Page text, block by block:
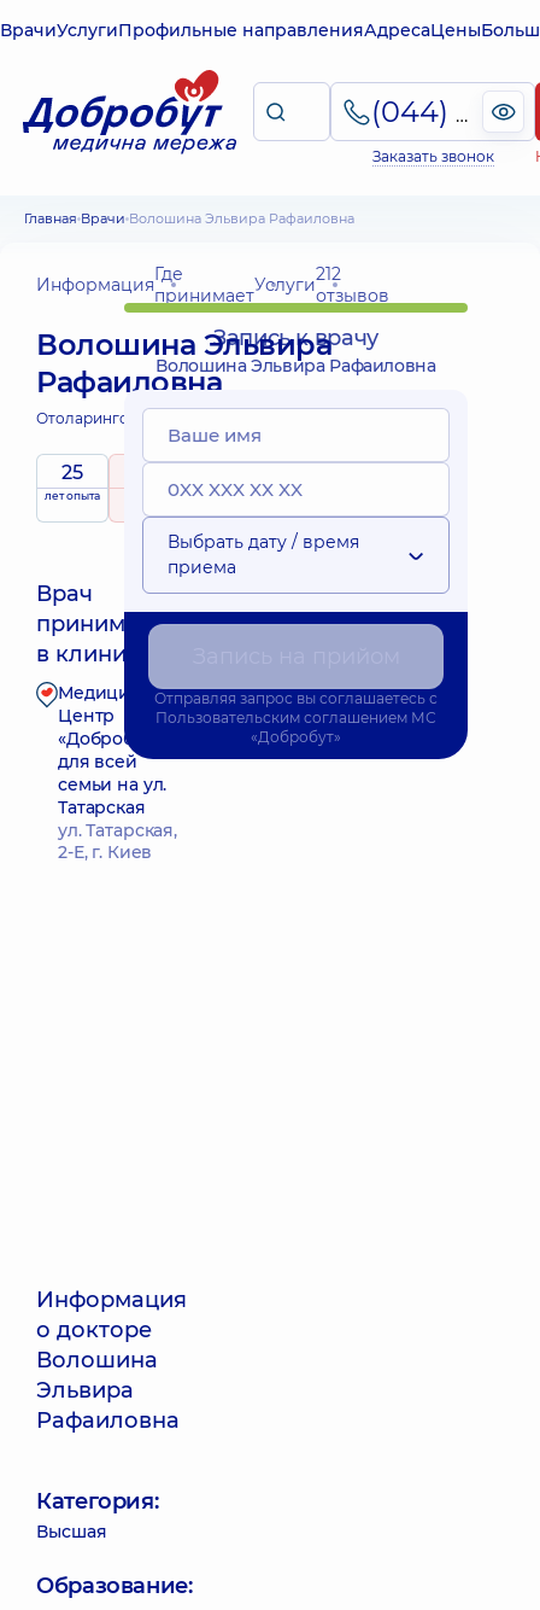
ВрачиУслугиПрофильные направленияАдресаЦены
(044) 495-2-888
Заказать звонок
Главная Врачи Волошина Эльвира Рафаиловна
ИнформацияГде
принимаетУслуги212
отзывов
Волошина Эльвира
Рафаиловна
Отоларинголог;
25
лет опыта рейтингна основе
принимает
Врач
принимает
в клинике
Ближайшее время приема: 08.08.2026 8:30
Медицинский
Центр
«Добробут»
для всей
семьи на ул.
Татарская
ул. Татарская,
2-Е, г. Киев
Запись к врачу
Информация
о докторе
Волошина
Эльвира
Рафаиловна
Категория:
Высшая
Образование:
Запись к врачу
Волошина Эльвира Рафаиловна
Выбрать дату / время
приема
Отправляя запрос вы соглашаетесь с
Пользовательским соглашением МС
«Добробут»